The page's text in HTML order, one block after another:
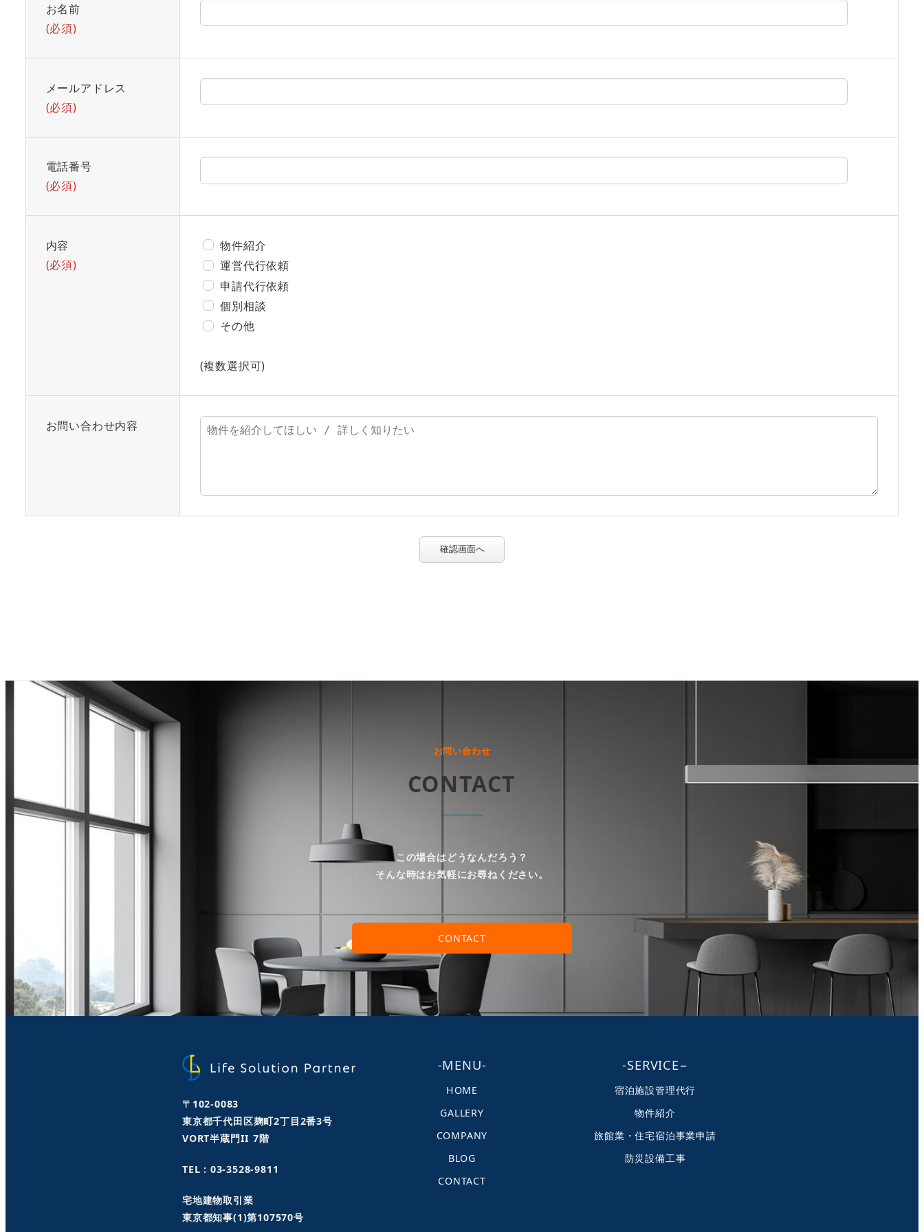
お名前
(必須)
メールアドレス
(必須)
電話番号
(必須)
内容
(必須)
物件紹介
運営代行依頼
申請代行依頼
個別相談
その他
(複数選択可)
お問い合わせ内容
確認画面へ
お問い合わせ
CONTACT
この場合はどうなんだろう？
そんな時はお気軽にお尋ねください。
CONTACT
〒102-0083
東京都千代田区麹町2丁目2番3号
VORT半蔵門II 7階
TEL : 03-3528-9811
宅地建物取引業
東京都知事(1)第107570号
-MENU-
HOME
GALLERY
COMPANY
BLOG
CONTACT
-SERVICE−
宿泊施設管理代行
物件紹介
旅館業・住宅宿泊事業申請
防災設備工事